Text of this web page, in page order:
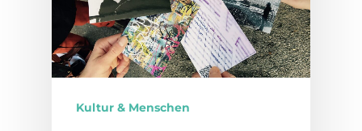
Kultur & Menschen